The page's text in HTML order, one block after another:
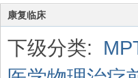
四
学
康复临床
下级分类: